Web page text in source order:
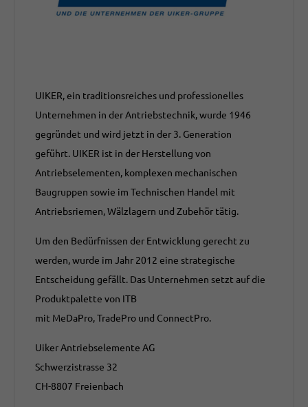
UIKER, ein traditionsreiches und professionelles
Unternehmen in der Antriebstechnik, wurde 1946
gegründet und wird jetzt in der 3. Generation
geführt. UIKER ist in der Herstellung von
Antriebselementen, komplexen mechanischen
Baugruppen sowie im Technischen Handel mit
Antriebsriemen, Wälzlagern und Zubehör tätig.
Um den Bedürfnissen der Entwicklung gerecht zu
werden, wurde im Jahr 2012 eine strategische
Entscheidung gefällt. Das Unternehmen setzt auf die
Produktpalette von ITB
mit MeDaPro, TradePro und ConnectPro.
Uiker Antriebselemente AG
Schwerzistrasse 32
CH-8807 Freienbach